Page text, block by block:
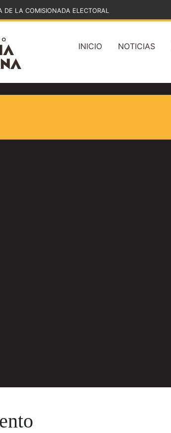
DE LA COMISIONADA ELECTORAL
INICIO NOTICIAS